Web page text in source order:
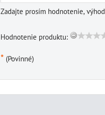
Zadajte prosím hodnotenie,
Hodnotenie produktu:
* (Povinné)